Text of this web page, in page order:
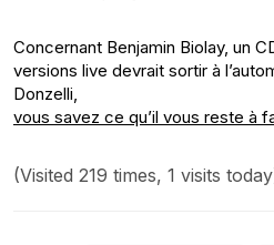
Concernant Benjamin Biolay, un
versions live devrait sortir à
Donzelli,
vous savez ce qu’il vous reste à
(Visited 219 times, 1 visits